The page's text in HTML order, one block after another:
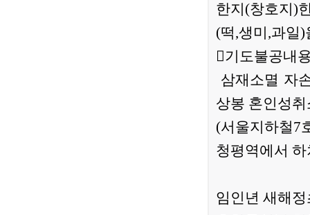
한지(창호지)
(떡,생미,과일
기도불공내
삼재소멸 자
상봉 혼인성
(서울지하철7
청평역에서
임인년 새해